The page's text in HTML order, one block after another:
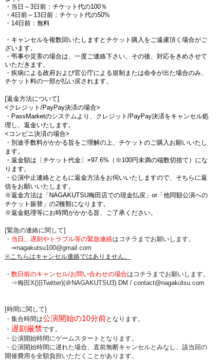
・当日～3日前：チケット代の100％
・4日前～13日前：チケット代の50%
・14日前：無料
・キャンセルを複数回いたしますとチケット購入をご遠慮頂く場合がご
ざいます。
・弔事や災害の場合は、一度ご連絡下さい。その後、対応をきめさせて
いただきます。
・疾病による政府および官公庁による規制または命令が出た場合のみ、
チケット料の一部が払い戻されます。
[返金方法について]
<クレジット/PayPay決済の場合>
・PassMarketのシステムより、クレジット/PayPay決済をキャンセル処
理し、返金いたします。
<コンビニ決済の場合>
・別途手数料がかかる旨をご理解の上、チケットのご購入お願いいたし
ます。
・返金額は〔チケット代金〕×97.6%（※100円未満の端数切捨て）にな
ります。
・公演中止連絡とともに返金方法をお伺いいたしますので、そちらに返
信をお願いいたします。
※返金方法は「NAGAKUTSU梅田店での現金払戻」or「他同額公演への
チケット振替」の2種類になります。
※返金処理等にお時間がかかる旨、ご了承ください。
[緊急の連絡に関して]
・ 当日、遅刻やトラブル等の緊急連絡はコチラまでお願いします。
⇒nagakutsu100@gmail.com
※こちらはキャンセル連絡ではありません。
・ 数日前のキャンセル/お問い合わせの場合は コチラまでお願いします。
⇒梅田X(旧Twitter)(＠NAGAKUTSU3) DM / contact@nagakutsu.com
[時間に関して]
・集合時間は公演開始の10分前となります。
・ 遅刻厳禁です。
・公演開始時間にゲームスタートとなります。
・公演開始時間に遅れた場合、直前無断キャンセルとみなし、該当回の
開催費用を全額負担いただくことがあります。